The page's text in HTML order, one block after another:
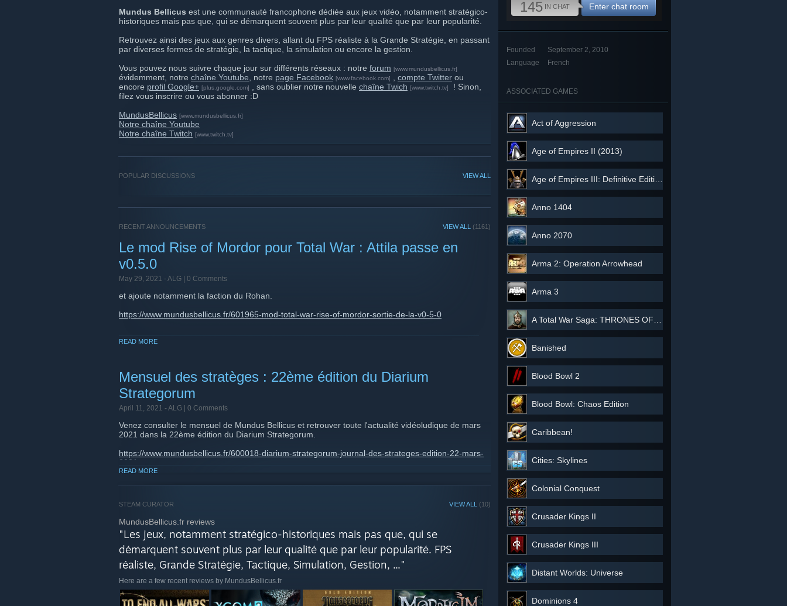
Mundus Bellicus est une communauté francophone dédiée aux jeux vidéo, notamment stratégico-
historiques mais pas que, qui se démarquent souvent plus par leur qualité que par leur popularité.
Retrouvez ainsi des jeux aux genres divers, allant du FPS réaliste à la Grande Stratégie, en passant
par diverses formes de stratégie, la tactique, la simulation ou encore la gestion.
Vous pouvez nous suivre chaque jour sur différents réseaux : notre forum [www.mundusbellicus.fr]
évidemment, notre chaîne Youtube , notre page Facebook [www.facebook.com] compte Twitter ou
encore profil Google+ [plus.google.com] , sans oublier notre nouvelle chaîne Twich [www.twitch.tv]
! Sinon,
filez vous inscrire ou vous abonner :D
MundusBellicus [www.mundusbellicus.fr]
Notre chaîne Youtube
Notre chaîne Twitch [www.twitch.tv]
VIEW ALL
POPULAR DISCUSSIONS
VIEW ALL (1161)
RECENT ANNOUNCEMENTS
Le mod Rise of Mordor pour Total War : Attila passe en
v0.5.0
May 29, 2021 -ALG | 0 Comments
et ajoute notamment la faction du Rohan.
https://www.mundusbellicus.fr/601965-mod-total-war-rise-of-mordor-sortie-de-la-v0-5-0
READ MORE
Mensuel des stratèges : 22ème édition du Diarium
Strategorum
April 11, 2021 -ALG | 0 Comments
Venez consulter le mensuel de Mundus Bellicus et retrouver toute l'actualité vidéoludique de mars
2021 dans la 22ème édition du Diarium Strategorum.
https://www.mundusbellicus.fr/600018-diarium-strategorum-journal-des-strateges-edition-22-mars-
2021
READ MORE
VIEW ALL (10)
STEAM CURATOR
MundusBellicus.fr reviews
"Les jeux, notamment stratégico-historiques mais pas que, qui se
démarquent souvent plus par leur qualité que par leur popularité. FPS
réaliste, Grande Stratégie, Tactique, Simulation, Gestion, ..."
Here are a few recent reviews by MundusBellicus.fr
145 IN CHAT Enter chat room
Founded
September 2, 2010
Language
French
ASSOCIATED GAMES
Act of Aggression
Age of Empires II (2013)
Age of Empires III: Definitive Edition
Anno 1404
Anno 2070
Arma 2: Operation Arrowhead
Arma 3
A Total War Saga: THRONES OF BRITANNIA
Banished
Blood Bowl 2
Blood Bowl: Chaos Edition
Caribbean!
Cities: Skylines
Colonial Conquest
Crusader Kings II
Crusader Kings III
Distant Worlds: Universe
Dominions 4